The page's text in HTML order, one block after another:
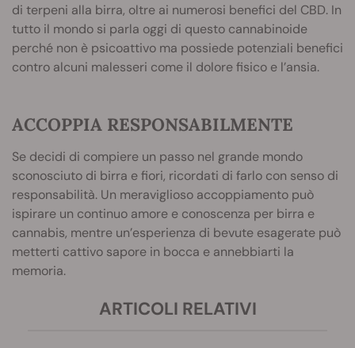
di terpeni alla birra, oltre ai numerosi benefici del CBD. In
tutto il mondo si parla oggi di questo cannabinoide
perché non è psicoattivo ma possiede potenziali benefici
contro alcuni malesseri come il dolore fisico e l’ansia.
ACCOPPIA RESPONSABILMENTE
Se decidi di compiere un passo nel grande mondo
sconosciuto di birra e fiori, ricordati di farlo con senso di
responsabilità. Un meraviglioso accoppiamento può
ispirare un continuo amore e conoscenza per birra e
cannabis, mentre un’esperienza di bevute esagerate può
metterti cattivo sapore in bocca e annebbiarti la
memoria.
ARTICOLI RELATIVI